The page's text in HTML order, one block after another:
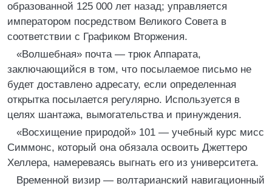
образованной 125 000 лет назад; управляется
императором посредством Великого Совета в
соответствии с Графиком Вторжения.
«Волшебная» почта — трюк Аппарата,
заключающийся в том, что посылаемое письмо не
будет доставлено адресату, если определенная
открытка посылается регулярно. Используется в
целях шантажа, вымогательства и принуждения.
«Восхищение природой» 101 — учебный курс мисс
Симмонс, который она обязала освоить Джеттеро
Хеллера, намереваясь выгнать его из университета.
Временной визир — волтарианский навигационный